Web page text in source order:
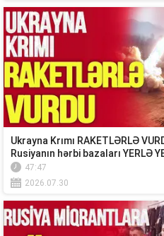
Ukrayna Krımı RAKETLƏRLƏ
Rusiyanın hərbi bazaları YERLƏ
EDİLDİ - TV ...
47:47
2026.07.30